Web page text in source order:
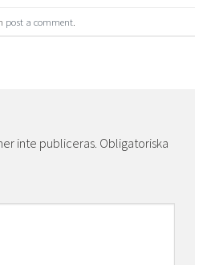
post a comment
inte publiceras. Obligatoriska